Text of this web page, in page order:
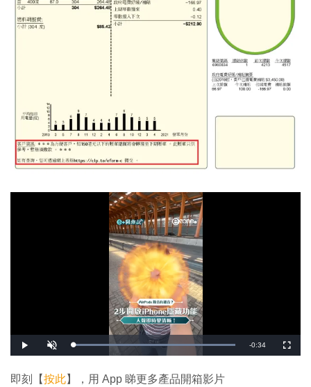
播
放
開
啟
載
:
1
剩
-0:34
全
螢
即刻【按此】，用 App 睇更多產品開箱影片